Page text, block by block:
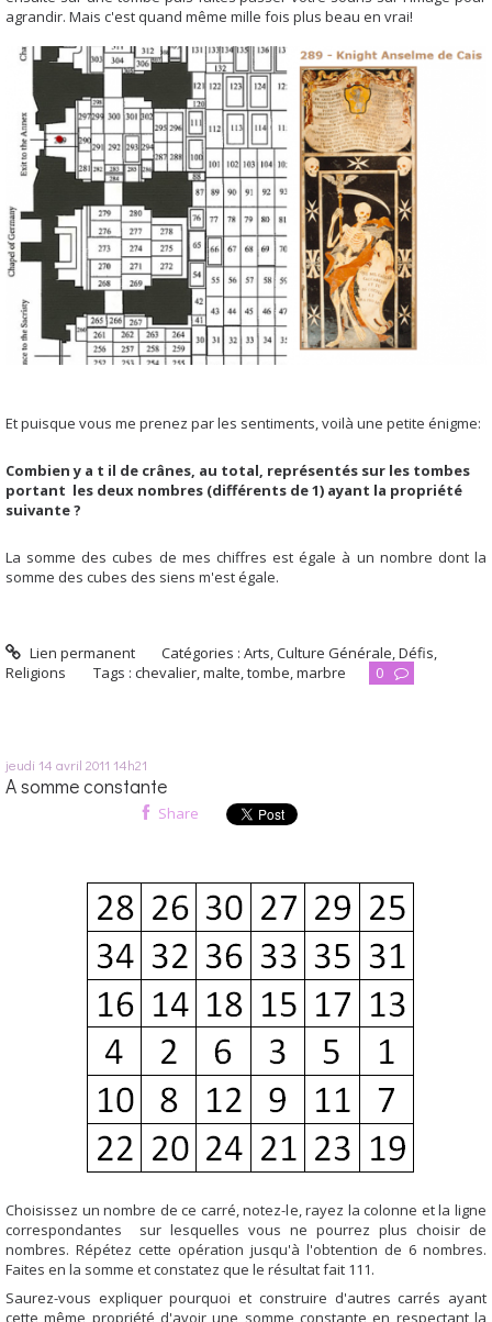
agrandir. Mais c'est quand même mille fois plus beau en vrai!
Et puisque vous me prenez par les sentiments, voilà une petite énigme:
Combien y a t il de crânes, au total, représentés sur les tombes
portant les deux nombres (différents de 1) ayant la propriété
suivante ?
La somme des cubes de mes chiffres est égale à un nombre dont la
somme des cubes des siens m'est égale.
Lien permanent Catégories :Arts,Culture Générale,Défis,
Religions
Tags : chevalier,malte,tombe,marbre 0
jeudi 14 avril 2011 14h21
A somme constante
Share
Choisissez un nombre de ce carré, notez-le, rayez la colonne et la ligne
correspondantes sur lesquelles vous ne pourrez plus choisir de
nombres. Répétez cette opération jusqu'à l'obtention de 6 nombres.
Faites en la somme et constatez que le résultat fait 111.
Saurez-vous expliquer pourquoi et construire d'autres carrés ayant
cette même propriété d'avoir une somme constante en respectant la